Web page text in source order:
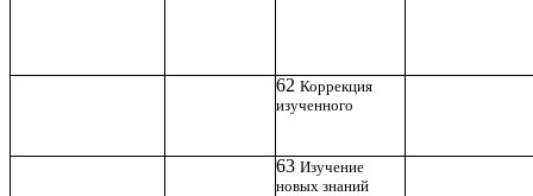
62 Коррекция
изученного
63 Изучение
новых знаний